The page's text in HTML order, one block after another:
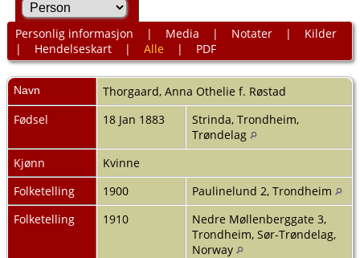
Personlig informasjon | Media | Notater| Kilder
| Hendelseskart| Alle | PDF
Navn Thorgaard, Anna Othelie f. Røstad
Fødsel
18 Jan 1883
Strinda, Trondheim,
Trøndelag
Kjønn
Kvinne
Folketelling
1900
Paulinelund 2, Trondheim
Folketelling
1910
Nedre Møllenberggate 3,
Trondheim, Sør-Trøndelag,
Norway